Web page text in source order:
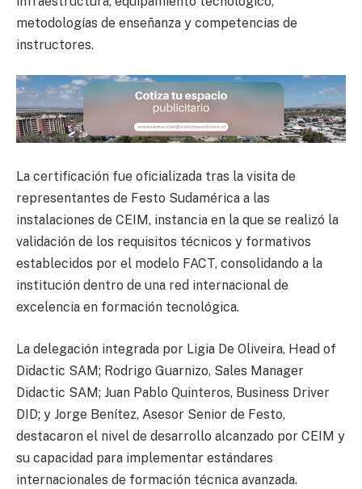
metodologías de enseñanza y competencias de
instructores.
La certificación fue oficializada tras la visita de
representantes de Festo Sudamérica a las
instalaciones de CEIM, instancia en la que se realizó la
validación de los requisitos técnicos y formativos
establecidos por el modelo FACT, consolidando a la
institución dentro de una red internacional de
excelencia en formación tecnológica.
La delegación integrada por Ligia De Oliveira, Head of
Didactic SAM; Rodrigo Guarnizo, Sales Manager
Didactic SAM; Juan Pablo Quinteros, Business Driver
DID; y Jorge Benítez, Asesor Senior de Festo,
destacaron el nivel de desarrollo alcanzado por CEIM y
su capacidad para implementar estándares
internacionales de formación técnica avanzada.